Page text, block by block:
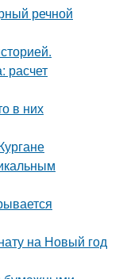
речной
расчет
в них
на Новый год